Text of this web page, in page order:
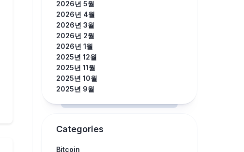
2026년 5월
2026년 4월
2026년 3월
2026년 2월
2026년 1월
2025년 12월
2025년 11월
2025년 10월
2025년 9월
Categories
Bitcoin